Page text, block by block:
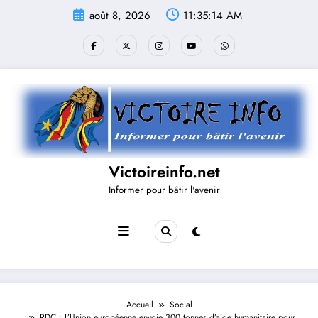
août 8, 2026 11:35:14 AM
Victoireinfo.net
Informer pour bâtir l'avenir
Accueil
Social